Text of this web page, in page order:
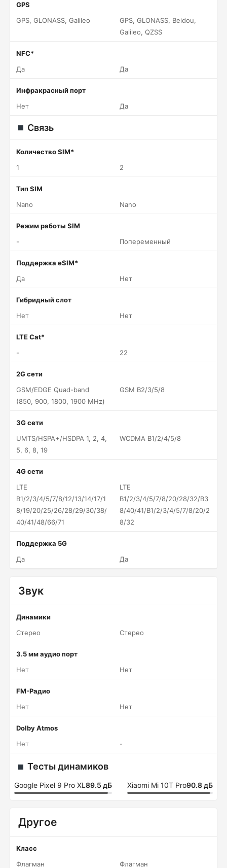
GPS
GPS, GLONASS, Galileo
GPS, GLONASS, Beidou,
Galileo, QZSS
NFC*
Да
Да
Инфракрасный порт
Нет
Да
Связь
Количество SIM*
1
2
Тип SIM
Nano
Nano
Режим работы SIM
-
Попеременный
Поддержка eSIM*
Да
Нет
Гибридный слот
Нет
Нет
LTE Cat*
-
22
2G сети
GSM/EDGE Quad-band
(850, 900, 1800, 1900 MHz)
GSM B2/3/5/8
3G сети
UMTS/HSPA+/HSDPA 1, 2, 4,
5, 6, 8, 19
WCDMA B1/2/4/5/8
4G сети
LTE
B1/2/3/4/5/7/8/12/13/14/17/1
8/19/20/25/26/28/29/30/38/
40/41/48/66/71
LTE
B1/2/3/4/5/7/8/20/28/32/B3
8/40/41/B1/2/3/4/5/7/8/20/2
8/32
Поддержка 5G
Да
Да
Звук
Динамики
Стерео
Стерео
3.5 мм аудио порт
Нет
Нет
FM-Радио
Нет
Нет
Dolby Atmos
Нет
-
Тесты динамиков
Google Pixel 9 Pro XL 89.5 дБ Xiaomi Mi 10T Pro90.8 дБ
Другое
Класс
Флагман
Флагман